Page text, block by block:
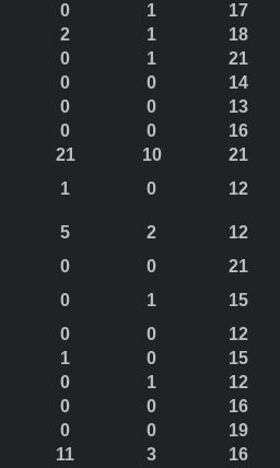
0 1
17
2 1
18
0 1
21
0 0
14
0 0
13
0 0
16
21 10
21
1 0
12
5 2
12
0 0
21
0 1
15
0 0
12
1 0
15
0 1
12
0 0
16
0 0
19
11 3
16